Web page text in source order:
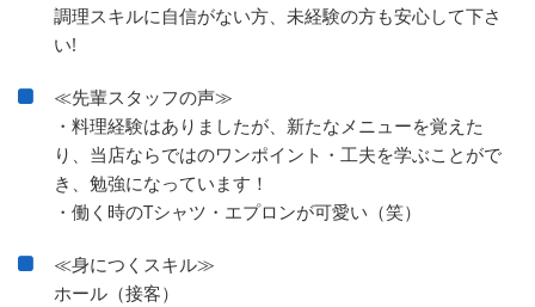
調理スキルに自信がない方、未経験の方も安心して下さ
い!
≪先輩スタッフの声≫
・料理経験はありましたが、新たなメニューを覚えた
り、当店ならではのワンポイント・工夫を学ぶことがで
き、勉強になっています！
・働く時のTシャツ・エプロンが可愛い（笑）
≪身につくスキル≫
ホール（接客）